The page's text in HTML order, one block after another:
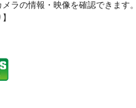
メラの情報・映像を確認できます。